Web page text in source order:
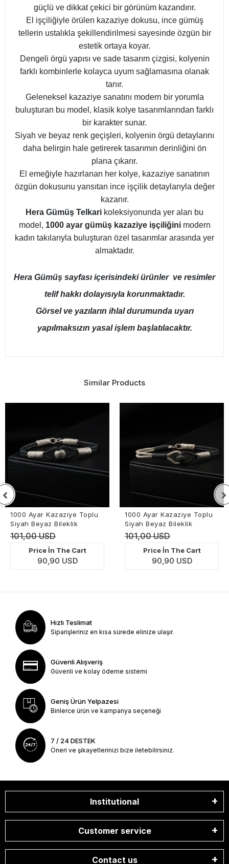
güçlü ve dikkat çekici bir görünüm kazandırır.
El işçiliğiyle örülen kazaziye dokusu, ince gümüş
tellerin ustalıkla şekillendirilmesi sayesinde özgün bir
estetik ortaya koyar.
Dengeli örgü yapısı ve sade tasarım çizgisi, kolyenin
farklı kombinlerle kolayca uyum sağlamasına olanak
tanır.
Geleneksel kazaziye sanatını modern bir yorumla
buluşturan bu model, klasik kolye tasarımlarından farklı
bir karakter sunar.
Siyah ve beyaz renk geçişleri, kolyenin örgü detaylarını
daha belirgin hale getirerek tasarımın derinliğini ön
plana çıkarır.
El emeğiyle hazırlanan her kolye, kazaziye sanatının
özgün dokusunu yansıtan ince işçilik detaylarıyla değer
kazanır.
Hera Gümüş Telkari koleksiyonunda yer alan bu
model, 1000 ayar gümüş kazaziye işçiliğinimodern
kadın takılarıyla buluşturan özel tasarımlar arasında yer
almaktadır.
Hera Gümüş sayfası içerisindeki ürünler ve resimler
telif hakkı dolayısıyla korunmaktadır.
Görsel ve yazıların ihlal durumunda uyarı
yapılmaksızın yasal işlem başlatılacaktır.
Similar Products
1000 Ayar Kazaziye Toplu
Siyah Beyaz Bileklik
101,00 USD
Price İn The Cart
90,90 USD
1000 Ayar Kazaziye Toplu
Siyah Beyaz Bileklik
101,00 USD
Price İn The Cart
90,90 USD
Hızlı Teslimat
Siparişleriniz en kısa sürede elinize ulaşır.
Güvenli Alışveriş
Güvenli ve kolay ödeme sistemi
Geniş Ürün Yelpazesi
Binlerce ürün ve kampanya seçeneği
7 / 24 DESTEK
Öneri ve şikayetlerinizi bize iletebilirsiniz.
Institutional
Customer service
Contact us